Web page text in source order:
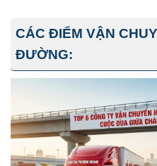
CÁC ĐIỂM VẬN
ĐƯỜNG: